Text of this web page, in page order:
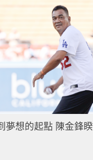
夢想的起點 陳金鋒